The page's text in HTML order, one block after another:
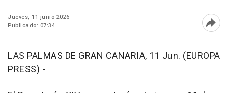
Jueves, 11 junio 2026
Publicado: 07:34
LAS PALMAS DE GRAN CANARIA, 11 Jun. (EUROPA
PRESS) -